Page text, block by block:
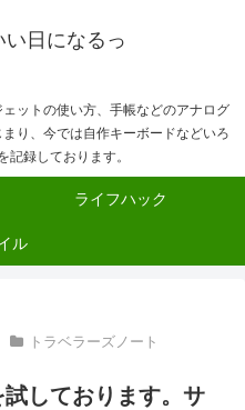
い日になるっ
ットの使い方、手帳などのアナログ
り、今では自作キーボードなどいろ
記録しております。
ライフハック
ル
トラベラーズノート
しております。サ